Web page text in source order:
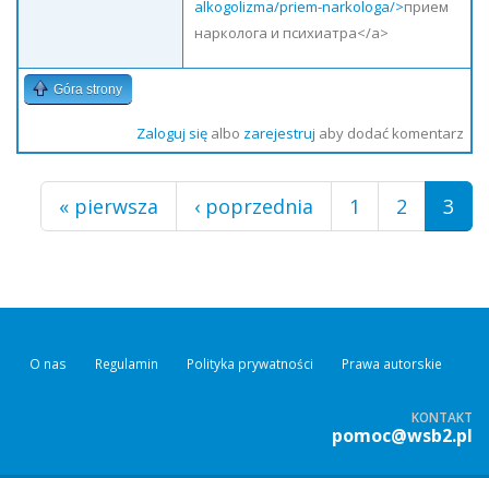
alkogolizma/priem-narkologa/>прием
нарколога и психиатра</a>
Góra strony
Zaloguj sięalbo zarejestruj aby dodać komentarz
Strony
« pierwsza ‹ poprzednia 1 2 3
O nas Regulamin Polityka prywatności Prawa autorskie
KONTAKT
pomoc@wsb2.pl